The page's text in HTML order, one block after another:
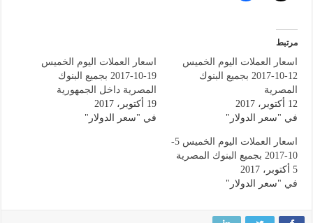
مرتبط
اسعار العملات اليوم الخميس
12-10-2017 بجميع البنوك
المصرية
12 أكتوبر، 2017
في "سعر الدولار"
اسعار العملات اليوم الخميس
19-10-2017 بجميع البنوك
المصرية داخل الجمهورية
19 أكتوبر، 2017
في "سعر الدولار"
اسعار العملات اليوم الخميس 5-
10-2017 بجميع البنوك المصرية
5 أكتوبر، 2017
في "سعر الدولار"